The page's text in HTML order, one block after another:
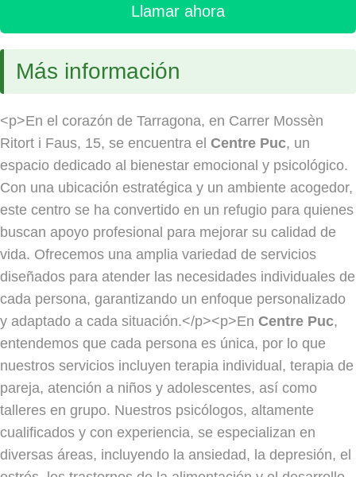
Llamar ahora
Más información
<p>En el corazón de Tarragona, en Carrer Mossèn
Ritort i Faus, 15, se encuentra el Centre Puc, un
espacio dedicado al bienestar emocional y psicológico.
Con una ubicación estratégica y un ambiente acogedor,
este centro se ha convertido en un refugio para quienes
buscan apoyo profesional para mejorar su calidad de
vida. Ofrecemos una amplia variedad de servicios
diseñados para atender las necesidades individuales de
cada persona, garantizando un enfoque personalizado
y adaptado a cada situación.</p><p>En Centre Puc,
entendemos que cada persona es única, por lo que
nuestros servicios incluyen terapia individual, terapia de
pareja, atención a niños y adolescentes, así como
talleres en grupo. Nuestros psicólogos, altamente
cualificados y con experiencia, se especializan en
diversas áreas, incluyendo la ansiedad, la depresión, el